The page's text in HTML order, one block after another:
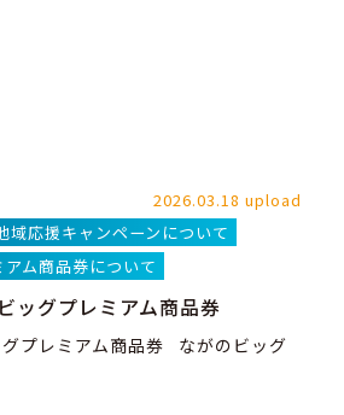
2026.03.18 upload
域応援キャンペーンについて
ム商品券について
グプレミアム商品券
プレミアム商品券 ながのビッグ